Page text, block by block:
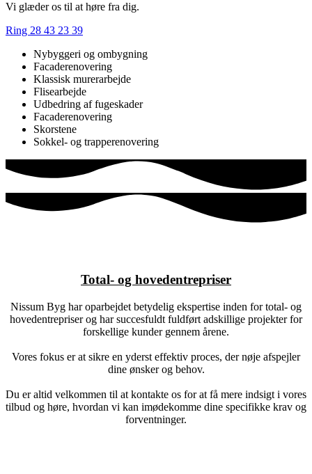
Vi glæder os til at høre fra dig.
Ring 28 43 23 39
Nybyggeri og ombygning
Facaderenovering
Klassisk murerarbejde
Flisearbejde
Udbedring af fugeskader
Facaderenovering
Skorstene
Sokkel- og trapperenovering
Total- og hovedentrepriser
Nissum Byg har oparbejdet betydelig ekspertise inden for total- og
hovedentrepriser og har succesfuldt fuldført adskillige projekter for
forskellige kunder gennem årene.
Vores fokus er at sikre en yderst effektiv proces, der nøje afspejler
dine ønsker og behov.
Du er altid velkommen til at kontakte os for at få mere indsigt i vores
tilbud og høre, hvordan vi kan imødekomme dine specifikke krav og
forventninger.